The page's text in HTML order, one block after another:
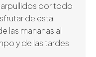
por todo
de esta
las mañanas al
y de las tardes